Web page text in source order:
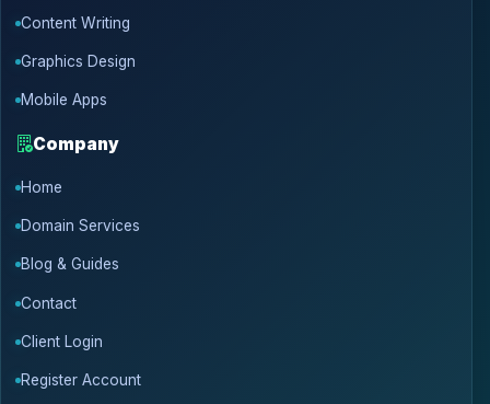
Content Writing
Graphics Design
Mobile Apps
Company
Home
Domain Services
Blog & Guides
Contact
Client Login
Register Account